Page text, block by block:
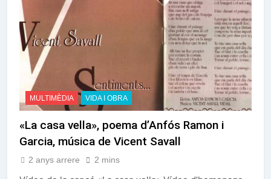
MULTIMÈDIA VIDA I OBRA
«La casa vella», poema d’Anfós Ramon i
Garcia, música de Vicent Savall
2 anys arrere 2 mins